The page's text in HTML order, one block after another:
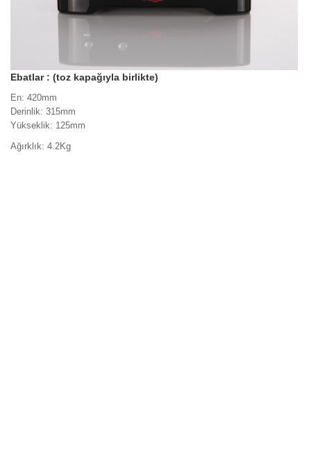
Ebatlar : (toz kapağıyla birlikte)
En: 420mm
Derinlik: 315mm
Yükseklik: 125mm
Ağırklık: 4.2Kg